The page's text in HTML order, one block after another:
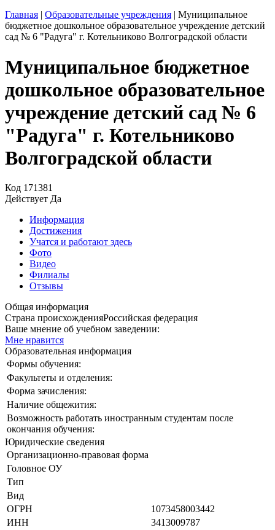
Главная | Образовательные учреждения | Муниципальное
бюджетное дошкольное образовательное учреждение детский
сад № 6 "Радуга" г. Котельниково Волгоградской области
Муниципальное бюджетное
дошкольное образовательное
учреждение детский сад № 6
"Радуга" г. Котельниково
Волгоградской области
Код 171381
Действует Да
Информация
Достижения
Учатся и работают здесь
Фото
Видео
Филиалы
Отзывы
Общая информация
Страна происхожденияРоссийская федерация
Ваше мнение об учебном заведении:
Мне нравится
Образовательная информация
Формы обучения:
Факультеты и отделения:
Форма зачисления:
Наличие общежития:
Возможность работать иностранным студентам после
окончания обучения:
Юридические сведения
Организационно-правовая форма
Головное ОУ
Тип
Вид
ОГРН
1073458003442
ИНН
3413009787